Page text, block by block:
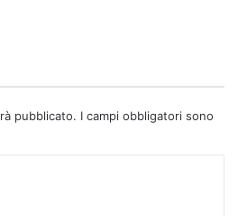
pubblicato. I campi obbligatori sono